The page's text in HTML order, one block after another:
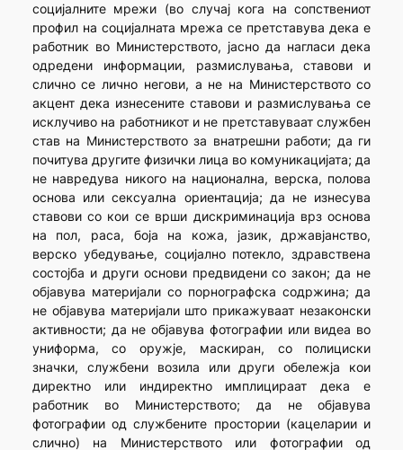
социјалните мрежи (во случај кога на сопствениот
профил на социјалната мрежа се претставува дека е
работник во Министерството, јасно да нагласи дека
одредени информации, размислувања, ставови и
слично се лично негови, а не на Министерството со
акцент дека изнесените ставови и размислувања се
исклучиво на работникот и не претставуваат службен
став на Министерството за внатрешни работи; да ги
почитува другите физички лица во комуникацијата; да
не навредува никого на национална, верска, полова
основа или сексуална ориентација; да не изнесува
ставови со кои се врши дискриминација врз основа
на пол, раса, боја на кожа, јазик, државјанство,
верско убедување, социјално потекло, здравствена
состојба и други основи предвидени со закон; да не
објавува материјали со порнографска содржина; да
не објавува материјали што прикажуваат незаконски
активности; да не објавува фотографии или видеа во
униформа, со оружје, маскиран, со полициски
значки, службени возила или други обележја кои
директно или индиректно имплицираат дека е
работник во Министерството; да не објавува
фотографии од службените простории (кацеларии и
слично) на Министерството или фотографии од